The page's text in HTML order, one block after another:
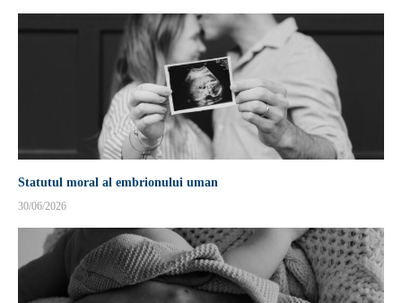
Statutul moral al embrionului uman
30/06/2026